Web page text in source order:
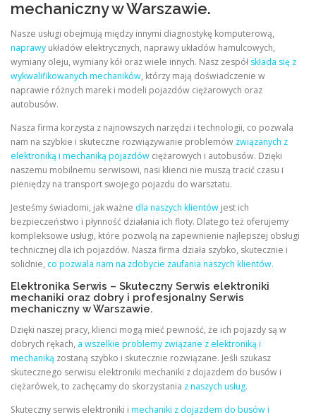
mechaniczny w Warszawie.
Nasze usługi obejmują między innymi diagnostykę komputerową,
naprawy układów elektrycznych, naprawy układów hamulcowych,
wymiany oleju, wymiany kół oraz wiele innych. Nasz zespół składa się z
wykwalifikowanych mechaników, którzy mają doświadczenie w
naprawie różnych marek i modeli pojazdów ciężarowych oraz
autobusów.
Nasza firma korzysta z najnowszych narzędzi i technologii, co pozwala
nam na szybkie i skuteczne rozwiązywanie problemów związanych z
elektroniką i mechaniką pojazdów ciężarowych i autobusów. Dzięki
naszemu mobilnemu serwisowi, nasi klienci nie muszą tracić czasu i
pieniędzy na transport swojego pojazdu do warsztatu.
Jesteśmy świadomi, jak ważne dla naszych klientów jest ich
bezpieczeństwo i płynność działania ich floty. Dlatego też oferujemy
kompleksowe usługi, które pozwolą na zapewnienie najlepszej obsługi
technicznej dla ich pojazdów. Nasza firma działa szybko, skutecznie i
solidnie, co pozwala nam na zdobycie zaufania naszych klientów.
Elektronika Serwis – Skuteczny Serwis elektroniki
mechaniki oraz dobry i profesjonalny Serwis
mechaniczny w Warszawie.
Dzięki naszej pracy, klienci mogą mieć pewność, że ich pojazdy są w
dobrych rękach, a wszelkie problemy związane z elektroniką i
mechaniką zostaną szybko i skutecznie rozwiązane. Jeśli szukasz
skutecznego serwisu elektroniki mechaniki z dojazdem do busów i
ciężarówek, to zachęcamy do skorzystania z naszych usług.
Skuteczny serwis elektroniki i mechaniki z dojazdem do busów i